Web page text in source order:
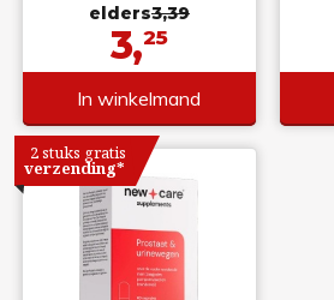
elders3,39
3,25
In winkelmand
2 stuks gratis
verzending*